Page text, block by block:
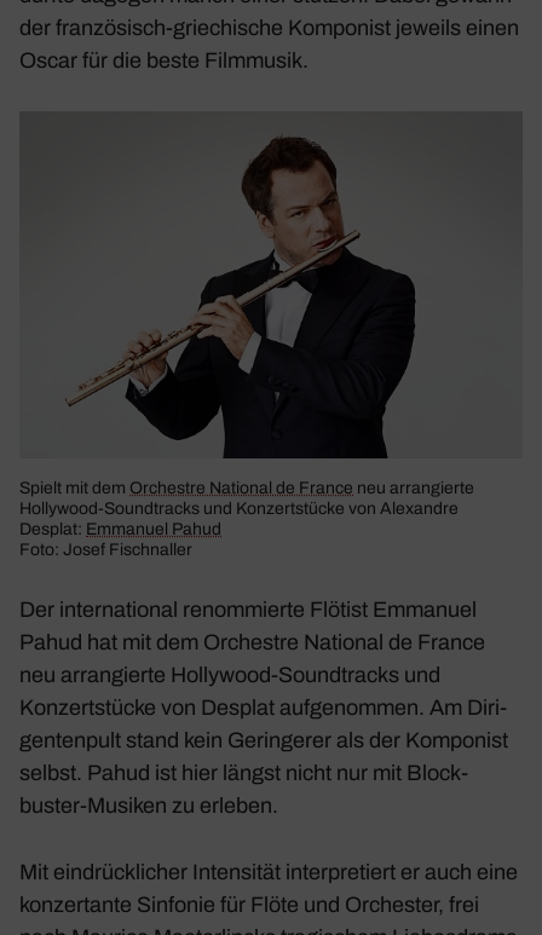
der fran­zö­sisch-grie­chi­sche Kompo­nist jeweils einen
Oscar für die beste Film­musik.
Spielt mit dem Orchestre National de France neu arran­gierte
Holly­wood-Sound­tracks und Konzert­stücke von Alex­andre
Desplat: Emma­nuel Pahud
Foto: Josef Fischnaller
Der inter­na­tional renom­mierte Flötist Emma­nuel
Pahud hat mit dem Orchestre National de France
neu arran­gierte Holly­wood-Sound­tracks und
Konzert­stücke von Desplat aufge­nommen. Am Diri­
gen­ten­pult stand kein Gerin­gerer als der Kompo­nist
selbst. Pahud ist hier längst nicht nur mit Block­
buster-Musiken zu erleben.
Mit eindrück­li­cher Inten­sität inter­pre­tiert er auch eine
konzer­tante Sinfonie für Flöte und Orchester, frei